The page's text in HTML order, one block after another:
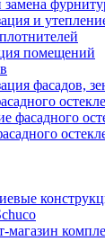
замена
и
помещений
фасадов,
фасадного
магазин